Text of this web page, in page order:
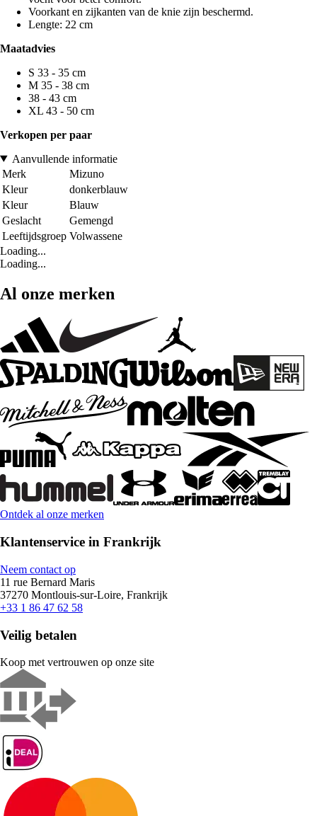
Voorkant en zijkanten van de knie zijn beschermd.
Lengte: 22 cm
Maatadvies
S 33 - 35 cm
M 35 - 38 cm
38 - 43 cm
XL 43 - 50 cm
Verkopen per paar
Aanvullende informatie
Merk
Mizuno
Kleur
donkerblauw
Kleur
Blauw
Geslacht
Gemengd
Leeftijdsgroep Volwassene
Loading...
Loading...
Al onze merken
Ontdek al onze merken
Klantenservice in Frankrijk
Neem contact op
11 rue Bernard Maris
37270 Montlouis-sur-Loire, Frankrijk
+33 1 86 47 62 58
Veilig betalen
Koop met vertrouwen op onze site